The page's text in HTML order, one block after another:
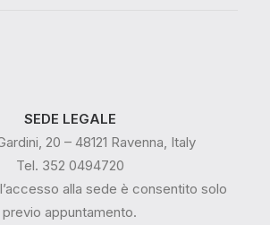
SEDE LEGALE
20 – 48121 Ravenna, Italy
Tel. 352 0494720
alla sede è consentito solo
previo appuntamento.